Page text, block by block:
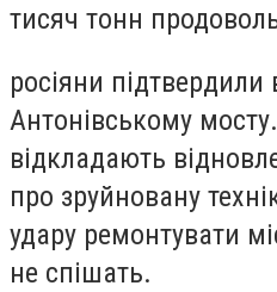
тисяч тонн
росіяни підтвердили
Антонівському
відкладають
про зруйновану
удару ремонтувати
не спішать.